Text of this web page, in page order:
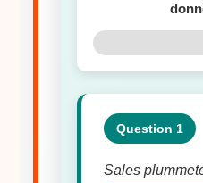
Question 1
Sales